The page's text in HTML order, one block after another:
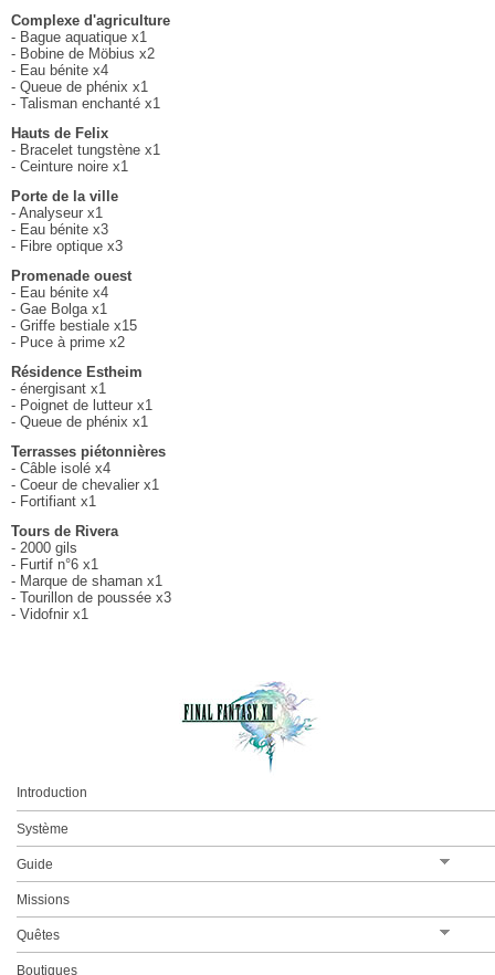
Complexe d'agriculture
- Bague aquatique x1
- Bobine de Möbius x2
- Eau bénite x4
- Queue de phénix x1
- Talisman enchanté x1
Hauts de Felix
- Bracelet tungstène x1
- Ceinture noire x1
Porte de la ville
- Analyseur x1
- Eau bénite x3
- Fibre optique x3
Promenade ouest
- Eau bénite x4
- Gae Bolga x1
- Griffe bestiale x15
- Puce à prime x2
Résidence Estheim
- énergisant x1
- Poignet de lutteur x1
- Queue de phénix x1
Terrasses piétonnières
- Câble isolé x4
- Coeur de chevalier x1
- Fortifiant x1
Tours de Rivera
- 2000 gils
- Furtif n°6 x1
- Marque de shaman x1
- Tourillon de poussée x3
- Vidofnir x1
Introduction
Système
Guide
Chapitre I
Chapitre II
Chapitre III
Chapitre IV
Chapitre V
Chapitre VI
Chapitre XII
Chapitre XIII
Épilogue
Missions
Quêtes
La réparation de Bakhti
Les Chocobos
Battre les tortues
Boutiques